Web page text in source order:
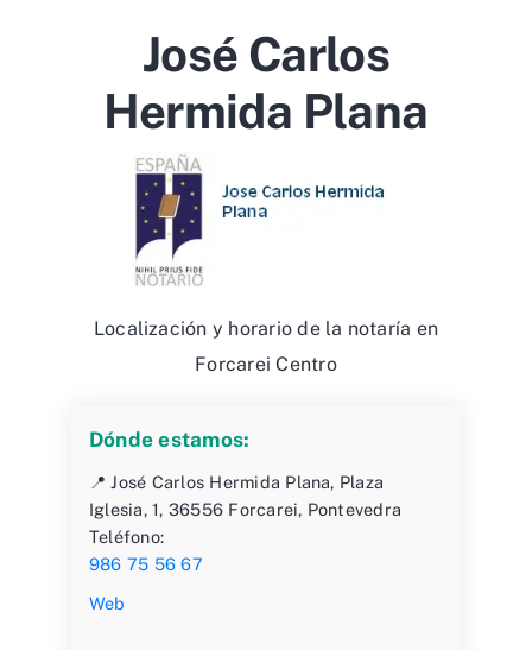
José Carlos
Hermida Plana
Localización y horario de la notaría en
Forcarei Centro
Dónde estamos:
📍 José Carlos Hermida Plana, Plaza
Iglesia, 1, 36556 Forcarei, Pontevedra
Teléfono:
986 75 56 67
Web